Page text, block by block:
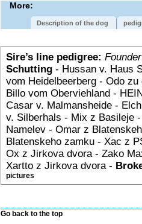
More:
Description of the dog
Sire’s line pedigree: Founder
Schutting - Hussan v. Haus
vom Heidelbeerberg - Odo zu
Billo vom Oberviehland -
Casar v. Malmansheide -
v. Silberhals - Mix z Basileje
Namelev - Omar z
Blatenskeho zamku - Xac z
Ox z Jirkova dvora - Zako
Xartto z Jirkova dvora -
pictures
Go back to the top